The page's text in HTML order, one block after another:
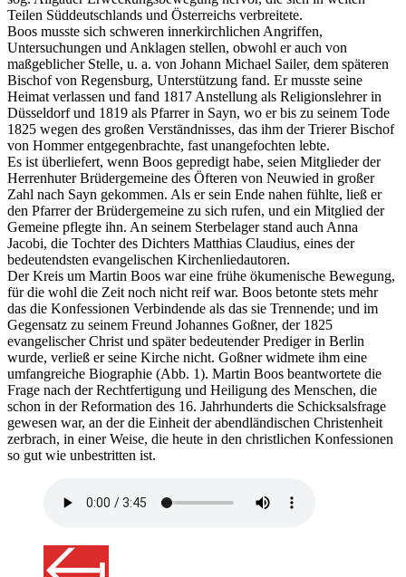
Teilen Süddeutschlands und Österreichs verbreitete.
Boos musste sich schweren innerkirchlichen Angriffen,
Untersuchungen und Anklagen stellen, obwohl er auch von
maßgeblicher Stelle, u. a. von Johann Michael Sailer, dem späteren
Bischof von Regensburg, Unterstützung fand. Er musste seine
Heimat verlassen und fand 1817 Anstellung als Religionslehrer in
Düsseldorf und 1819 als Pfarrer in Sayn, wo er bis zu seinem Tode
1825 wegen des großen Verständnisses, das ihm der Trierer Bischof
von Hommer entgegenbrachte, fast unangefochten lebte.
Es ist überliefert, wenn Boos gepredigt habe, seien Mitglieder der
Herrenhuter Brüdergemeine des Öfteren von Neuwied in großer
Zahl nach Sayn gekommen. Als er sein Ende nahen fühlte, ließ er
den Pfarrer der Brüdergemeine zu sich rufen, und ein Mitglied der
Gemeine pflegte ihn. An seinem Sterbelager stand auch Anna
Jacobi, die Tochter des Dichters Matthias Claudius, eines der
bedeutendsten evangelischen Kirchenliedautoren.
Der Kreis um Martin Boos war eine frühe ökumenische Bewegung,
für die wohl die Zeit noch nicht reif war. Boos betonte stets mehr
das die Konfessionen Verbindende als das sie Trennende; und im
Gegensatz zu seinem Freund Johannes Goßner, der 1825
evangelischer Christ und später bedeutender Prediger in Berlin
wurde, verließ er seine Kirche nicht. Goßner widmete ihm eine
umfangreiche Biographie (Abb. 1). Martin Boos beantwortete die
Frage nach der Rechtfertigung und Heiligung des Menschen, die
schon in der Reformation des 16. Jahrhunderts die Schicksalsfrage
gewesen war, an der die Einheit der abendländischen Christenheit
zerbrach, in einer Weise, die heute in den christlichen Konfessionen
so gut wie unbestritten ist.